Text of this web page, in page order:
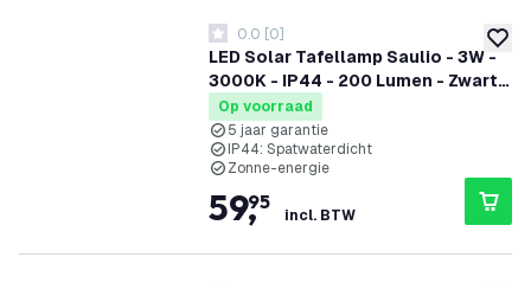
LED Solar Tafellamp Saulio - 3W -
3000K - IP44 - 200 Lumen - Zwart -
5 jaar garantie
0 score sterren
0.0 [0]
Op voorraad
5 jaar garantie
IP44: Spatwaterdicht
Zonne-energie
59,
95
incl. BTW